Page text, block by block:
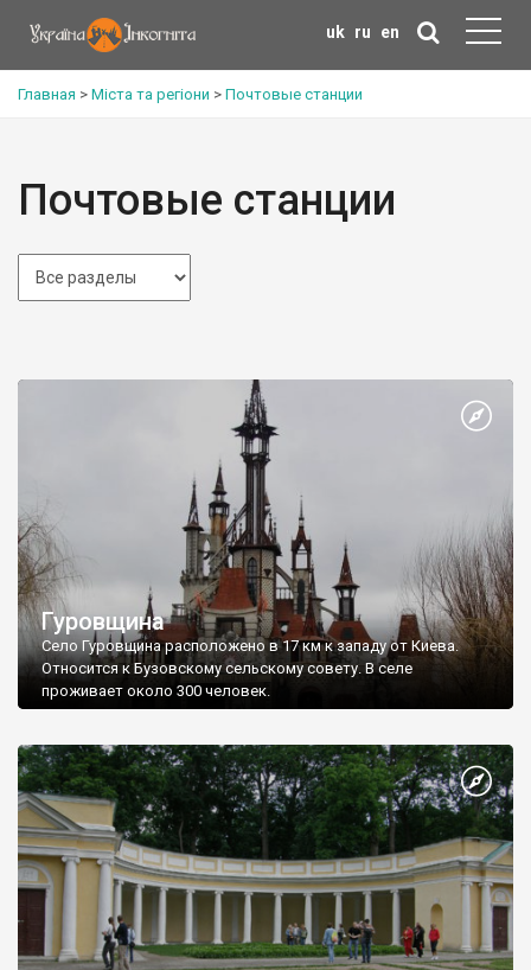
uk ru en
Главная > Міста та регіони > Почтовые станции
Почтовые станции
Гуровщина
Село Гуровщина расположено в 17 км к западу от Киева.
Относится к Бузовскому сельскому совету. В селе
проживает около 300 человек.